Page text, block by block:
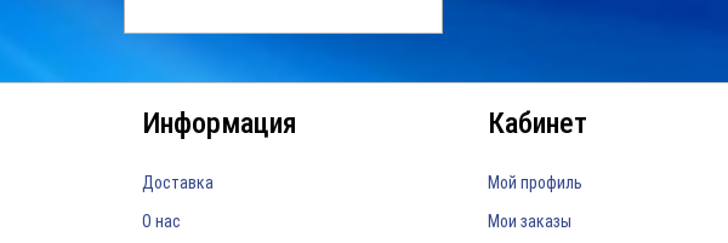
Информация
Доставка
О нас
Кабинет
Мой профиль
Мои заказы